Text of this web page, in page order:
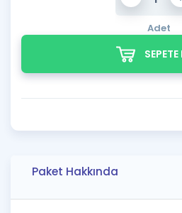
Adet
SEPETE
Paket Hakkında